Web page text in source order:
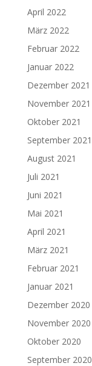
April 2022
März 2022
Februar 2022
Januar 2022
Dezember 2021
November 2021
Oktober 2021
September 2021
August 2021
Juli 2021
Juni 2021
Mai 2021
April 2021
März 2021
Februar 2021
Januar 2021
Dezember 2020
November 2020
Oktober 2020
September 2020